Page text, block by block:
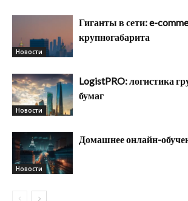
Новости
Гиганты в сети: e-
крупногабарита
Новости
LogistPRO: логистика
бумаг
Новости
Домашнее онлайн-